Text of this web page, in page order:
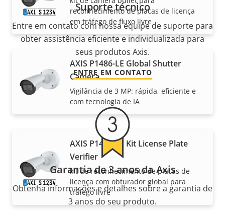
reconhecimento de placas de licença
em tráfego de fluxo livre
AXIS P1486-LE Global Shutter
Camera
Vigilância de 3 MP: rápida, eficiente e
com tecnologia de IA
AXIS P1486-LE Kit License Plate
Verifier
kit de reconhecimento de placas de
licença com obturador global para
tráfego livre
Suporte técnico
Entre em contato com nossa equipe de suporte para
obter assistência eficiente e individualizada para
seus produtos Axis.
ENTRE EM CONTATO
Garantia de 3 anos da Axis
Obtenha informações e detalhes sobre a garantia de
3 anos do seu produto.